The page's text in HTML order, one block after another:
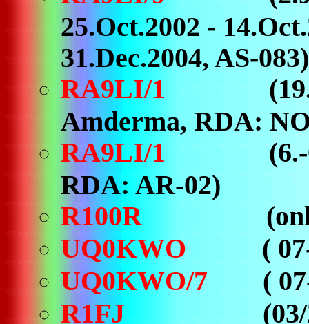
25.Oct.2002 -
31.Dec.2004, AS-083)
RA9LI/1
Amderma, RDA:
RA9LI/1 (6.-
RDA: AR-02)
R100R(only
UQ0KWO (
UQ0KWO/7 (
R1FJ